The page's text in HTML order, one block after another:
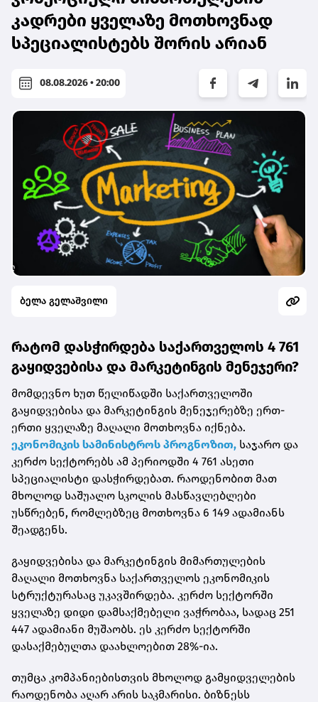
კადრები ყველაზე მოთხოვნად
სპეციალისტებს შორის არიან
08.08.2026 • 20:00
ბელა გელაშვილი
რატომ დასჭირდება საქართველოს 4 761
გაყიდვებისა და მარკეტინგის მენეჯერი?
მომდევნო ხუთ წელიწადში საქართველოში
გაყიდვებისა და მარკეტინგის მენეჯერებზე ერთ-
ერთი ყველაზე მაღალი მოთხოვნა იქნება.
ეკონომიკის სამინისტროს პროგნოზით, საჯარო და
კერძო სექტორებს ამ პერიოდში 4 761 ასეთი
სპეციალისტი დასჭირდებათ. რაოდენობით მათ
მხოლოდ საშუალო სკოლის მასწავლებლები
უსწრებენ, რომლებზეც მოთხოვნა 6 149 ადამიანს
შეადგენს.
გაყიდვებისა და მარკეტინგის მიმართულების
მაღალი მოთხოვნა საქართველოს ეკონომიკის
სტრუქტურასაც უკავშირდება. კერძო სექტორში
ყველაზე დიდი დამსაქმებელი ვაჭრობაა, სადაც 251
447 ადამიანი მუშაობს. ეს კერძო სექტორში
დასაქმებულთა დაახლოებით 28%-ია.
თუმცა კომპანიებისთვის მხოლოდ გამყიდველების
რაოდენობა აღარ არის საკმარისი. ბიზნესს